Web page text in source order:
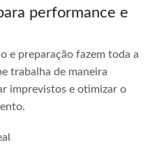
performance e
e preparação fazem toda a
trabalha de maneira
imprevistos e otimizar o